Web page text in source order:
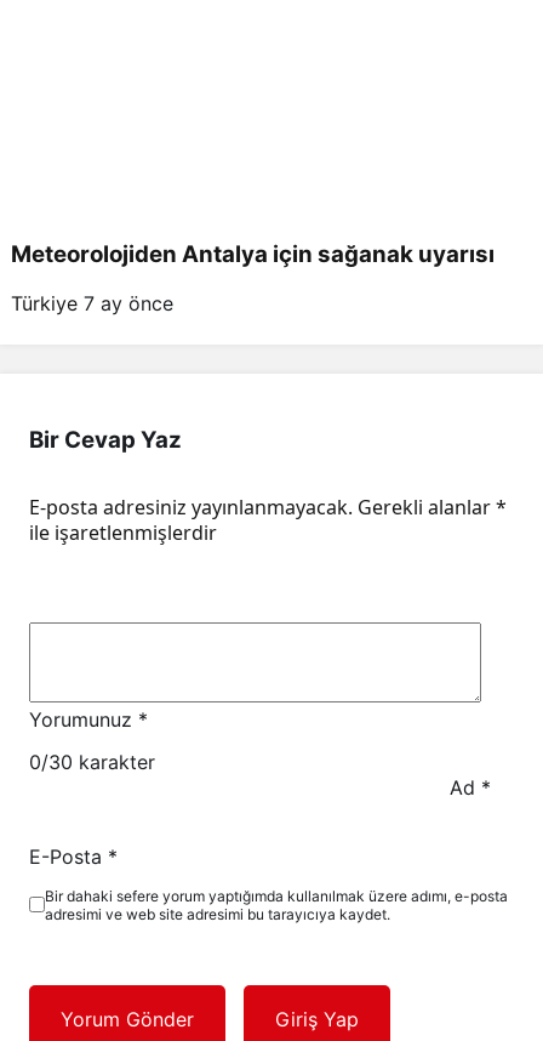
Meteorolojiden Antalya için sağanak uyarısı
Türkiye 7 ay önce
Bir Cevap Yaz
E-posta adresiniz yayınlanmayacak. Gerekli alanlar*
ile işaretlenmişlerdir
Yorumunuz *
0/30 karakter
Ad *
E-Posta *
Bir dahaki sefere yorum yaptığımda kullanılmak üzere adımı, e-posta
adresimi ve web site adresimi bu tarayıcıya kaydet.
Yorum Gönder Giriş Yap